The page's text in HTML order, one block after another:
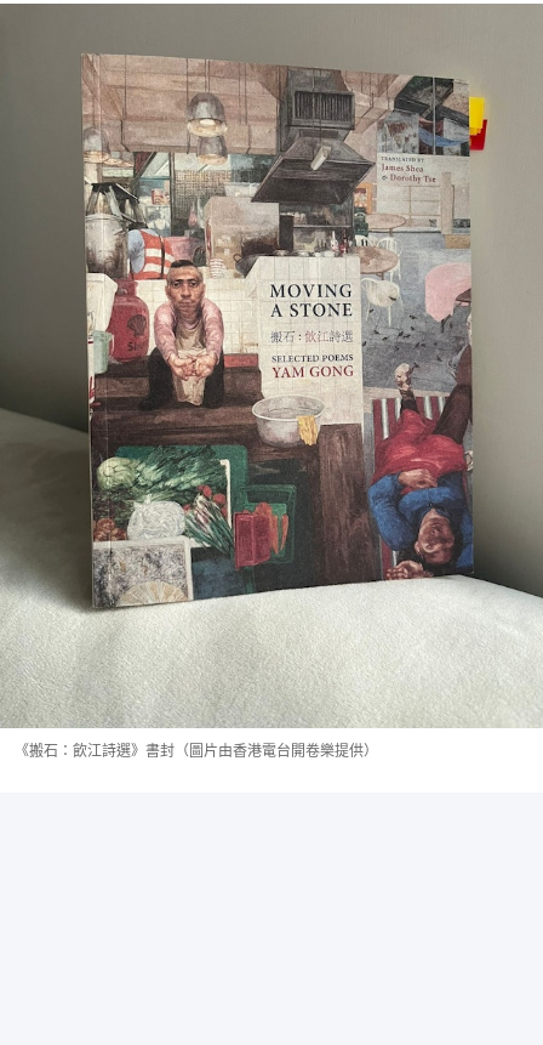
《搬石：飲江詩選》書封（圖片由香港電台開卷樂提供）